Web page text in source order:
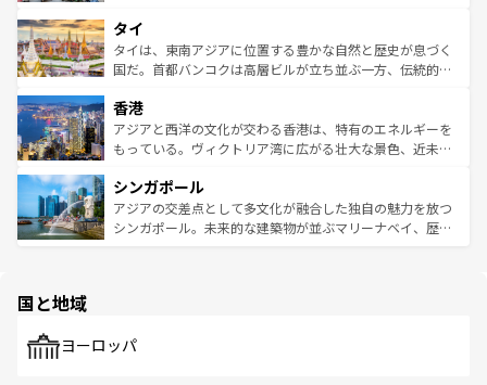
リティに包まれながら、韓国の多彩な魅力を心ゆくまで味
わってみてほしい。 なお、新着の韓国情報はコンテンツ一
覧を参照してほしい。
急速な発展と共に伝統が息づく。ハノイの古い町並みやホ
ーチミン市のフランス統治時代の建物も、独特の雰囲気を
醸し出している。また、バラエティの豊かさとおいしさで
とつ。フォーやバインミー、ベトナムコーヒーなどは、ぜ
ひ現地で味わいたい。どの地域を訪れてもあたたかい人々
が旅行者を迎えてくれるので、きっと忘れられない旅にな
参照してほしい。
タイ
タイは、東南アジアに位置する豊かな自然と歴史が息づく
国だ。首都バンコクは高層ビルが立ち並ぶ一方、伝統的な
の活気が交差している。北部ではチェンマイなどの山岳地
帯で自然と触れ合い、南部ではプーケットやクラビの美し
いビーチでリゾート気分を楽しむことができる。タイ料理
激する。気候は一年中温暖で、どの季節にも異なる楽しみ
が待っている。親しみやすいタイの人々、仏教を中心とし
た文化、そして多様な観光資源が、訪れる旅人を魅了し続
香港
アジアと西洋の文化が交わる香港は、特有のエネルギーを
もっている。ヴィクトリア湾に広がる壮大な景色、近未来
み、どこを訪れても感動するはず。観光スポットが密集し
ており、効率よく見どころを回れるのも魅力。息をのむよ
うな絶景から文化的な体験まで、香港を存分に楽しみ尽く
シンガポール
アジアの交差点として多文化が融合した独自の魅力を放つ
シンガポール。未来的な建築物が並ぶマリーナベイ、歴史
で、ホーカーズは地元の風情を楽しめる外せないスポット
国と地域
ヨーロッパ